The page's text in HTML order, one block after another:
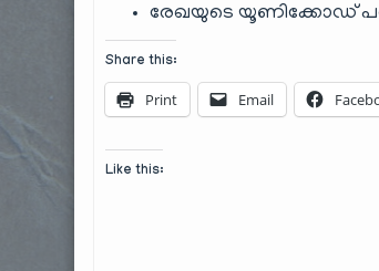
രേഖയുടെ യൂണിക്കോഡ്
Share this:
Print Email
Like this: